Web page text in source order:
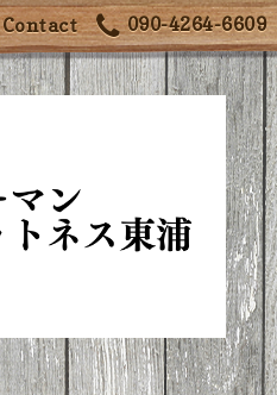
090-4264-6609
Contact